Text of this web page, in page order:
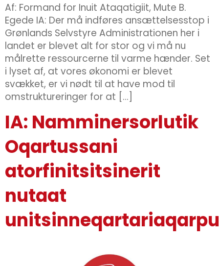
Af: Formand for Inuit Ataqatigiit, Mute B.
Egede IA: Der må indføres ansættelsesstop i
Grønlands Selvstyre Administrationen her i
landet er blevet alt for stor og vi må nu
målrette ressourcerne til varme hænder. Set
i lyset af, at vores økonomi er blevet
svækket, er vi nødt til at have mod til
omstruktureringer for at […]
IA: Namminersorlutik
Oqartussani
atorfinitsitsinerit
nutaat